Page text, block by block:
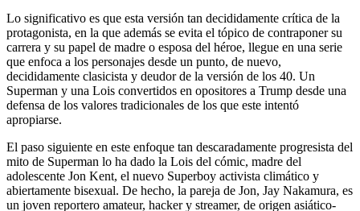
Lo significativo es que esta versión tan decididamente crítica de la
protagonista, en la que además se evita el tópico de contraponer su
carrera y su papel de madre o esposa del héroe, llegue en una serie
que enfoca a los personajes desde un punto, de nuevo,
decididamente clasicista y deudor de la versión de los 40. Un
Superman y una Lois convertidos en opositores a Trump desde una
defensa de los valores tradicionales de los que este intentó
apropiarse.
El paso siguiente en este enfoque tan descaradamente progresista del
mito de Superman lo ha dado la Lois del cómic, madre del
adolescente Jon Kent, el nuevo Superboy activista climático y
abiertamente bisexual. De hecho, la pareja de Jon, Jay Nakamura, es
un joven reportero amateur, hacker y streamer, de origen asiático-